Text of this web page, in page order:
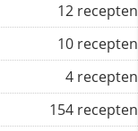
12 recepten
10 recepten
4 recepten
154 recepten